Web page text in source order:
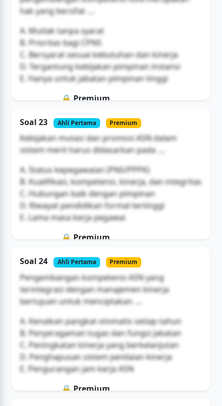
hak yang bersifat ....
A. Mutlak tanpa syarat
B. Prioritas bagi CPNS
C. Bersyarat sesuai kebutuhan dan kinerja
D. Tergantung kebijakan pimpinan instansi
E. Hanya untuk jabatan pimpinan tinggi
🔒 Premium
Buka Akses
Soal 23 Ahli Pertama Premium
Kebijakan mutasi dan promosi ASN dalam
sistem merit harus didasarkan pada ....
A. Status kepegawaian (PNS/PPPK)
B. Kualifikasi, kompetensi, kinerja, dan integritas
C. Hubungan baik dengan pimpinan
D. Riwayat pendidikan formal tertinggi
E. Lama masa kerja pegawai
🔒 Premium
Buka Akses
Soal 24 Ahli Pertama Premium
Pengembangan kompetensi ASN yang
terintegrasi dengan manajemen kinerja
bertujuan untuk menciptakan ....
A. Kenaikan pangkat otomatis setiap tahun
B. Penyeragaman tugas dan fungsi jabatan
C. Peningkatan kinerja yang berkelanjutan
D. Penghapusan sistem penilaian kinerja
E. Pengurangan jam kerja ASN
🔒 Premium